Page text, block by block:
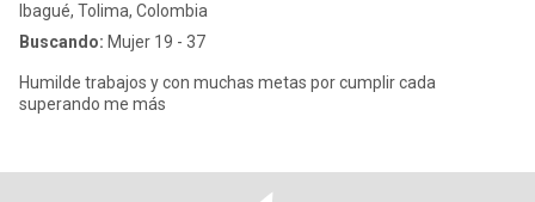
Ibagué, Tolima, Colombia
Buscando: Mujer 19 - 37
Humilde trabajos y con muchas metas por cumplir cada
superando me más